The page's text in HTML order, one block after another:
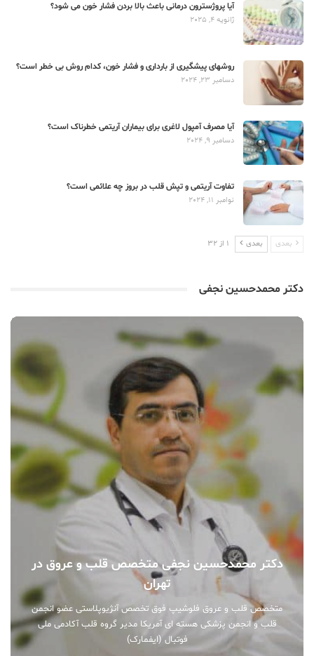
آیا پروژسترون درمانی باعث بالا بردن فشار خون می شود؟
ژانویه 4, 2025
روشهای پیشگیری از بارداری و فشار خون، کدام روش بی خطر است؟
دسامبر 23, 2024
آیا مصرف آمپول لاغری برای بیماران آریتمی خطرناک است؟
دسامبر 9, 2024
تفاوت آریتمی و تپش قلب در بروز چه علائمی است؟
نوامبر 11, 2024
بعدی بعدی 1 از 32
دکتر محمدحسین نجفی
دکتر محمدحسین نجفی متخصص قلب و عروق در
تهران
متخصص قلب و عروق فلوشیپ فوق تخصص آنژیوپلاستی عضو انجمن
قلب و انجمن پزشکی هسته ای آمریکا مدیر گروه قلب آکادمی ملی
فوتبال (ایفمارک)